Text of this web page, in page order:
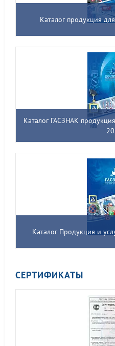
Каталог продукция
Каталог ГАСЗНАК
Каталог Продукция и
СЕРТИФИКАТЫ